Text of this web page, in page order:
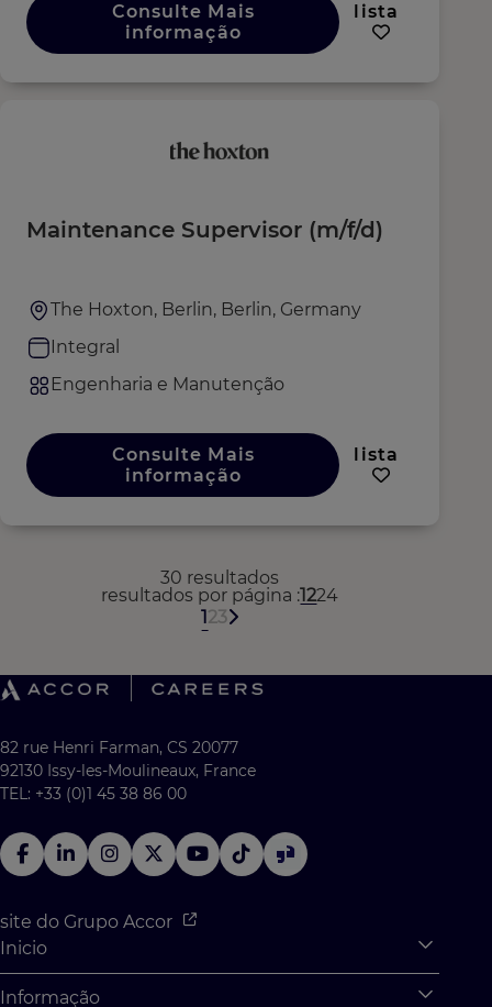
Consulte Mais
informação
lista
Maintenance Supervisor (m/f/d)
The Hoxton, Berlin, Berlin, Germany
Integral
Engenharia e Manutenção
Consulte Mais
informação
lista
30 resultados
123
resultados por página 1224
82 rue Henri Farman, CS 20077
92130 Issy-les-Moulineaux, France
TEL: +33 (0)1 45 38 86 00
site do Grupo Accor
Inicio
Informação